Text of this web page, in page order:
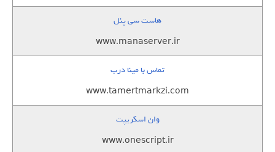
هاست سی پنل
www.manaserver.ir
تماس با مینا درب
www.tamertmarkzi.com
وان اسکریپت
www.onescript.ir